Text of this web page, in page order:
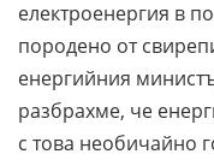
електроенергия в
породено от
енергийния
разбрахме, че
с това необичайно